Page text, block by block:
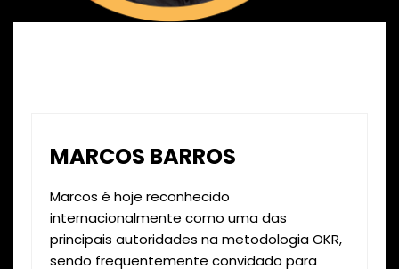
MARCOS BARROS
Marcos é hoje reconhecido
internacionalmente como uma das
principais autoridades na metodologia OKR,
sendo frequentemente convidado para